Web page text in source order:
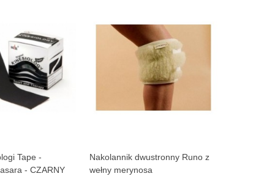
Tape -
- CZARNY
Nakolannik dwustronny Runo z
wełny merynosa